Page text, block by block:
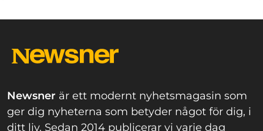
Newsner är ett modernt nyhetsmagasin som
ger dig nyheterna som betyder något för dig, i
ditt liv. Sedan 2014 publicerar vi varje dag